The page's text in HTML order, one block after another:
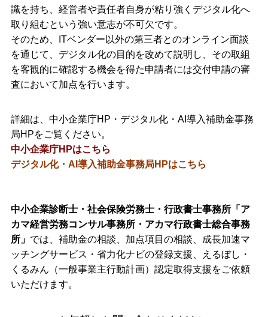
識を持ち、経営者や責任者自身が粘り強くデジタル化へ
取り組むという強い意志が不可欠です。
そのため、ITベンダー以外の第三者とのオンライン面談
を通じて、デジタル化の目的を改めて説明し、その取組
を客観的に確認する機会を得た申請者には交付申請の審
査において加点を行います。
詳細は、中小企業庁HP・デジタル化・AI導入補助金事務
局HPをご覧ください。
中小企業庁HPはこちら
デジタル化・AI導入補助金事務局HPはこちら
中小企業診断士・社会保険労務士・行政書士事務所「ア
カマ経営労務コンサル事務所・アカマ行政書士総合事務
所」 では、 補助金の相談、加点項目の相談、成長加速マ
ッチングサービス・省力化ナビの登録支援、えるぼし・
くるみん（一般事業主行動計画）認定取得支援をご依頼
いただけます。